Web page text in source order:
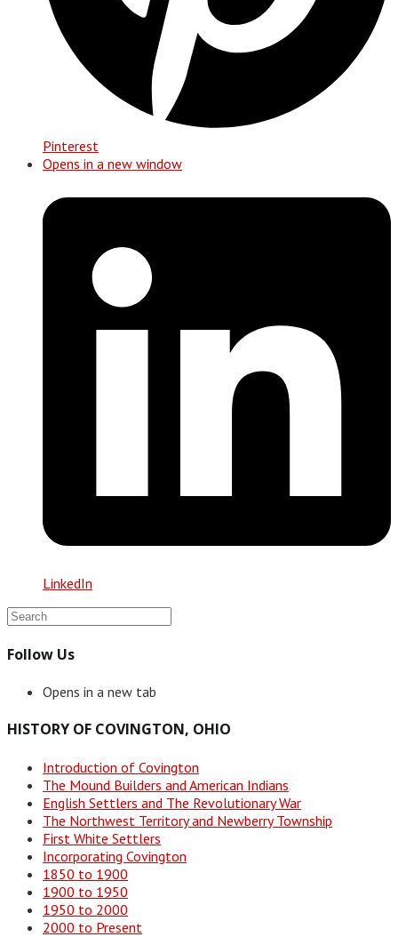
Pinterest
Opens in a new window
LinkedIn
Follow Us
Opens in a new tab
HISTORY OF COVINGTON, OHIO
Introduction of Covington
The Mound Builders and American Indians
English Settlers and The Revolutionary War
The Northwest Territory and Newberry Township
First White Settlers
Incorporating Covington
1850 to 1900
1900 to 1950
1950 to 2000
2000 to Present